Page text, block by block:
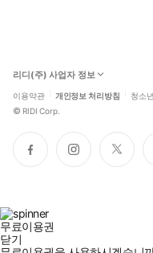
리디(주) 사업자 정보
이용약관 개인정보 처리방침 청소
© RIDI Corp.
페
이
인
스
트
위
무료이용권
닫기